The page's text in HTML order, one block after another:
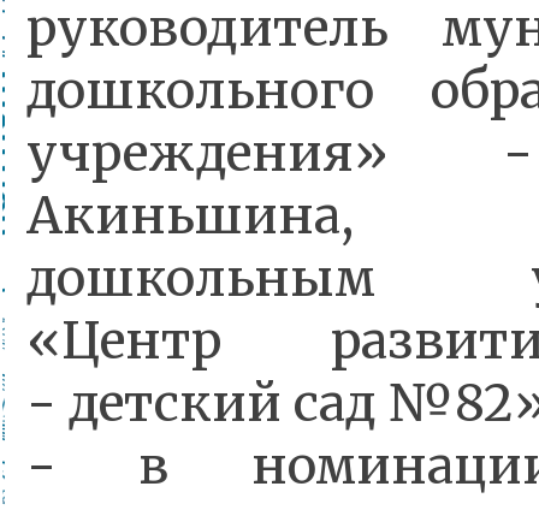
руководитель
дошкольного
учреждения»
Акиньшина,
дошкольным
«Центр
- детский сад
- в